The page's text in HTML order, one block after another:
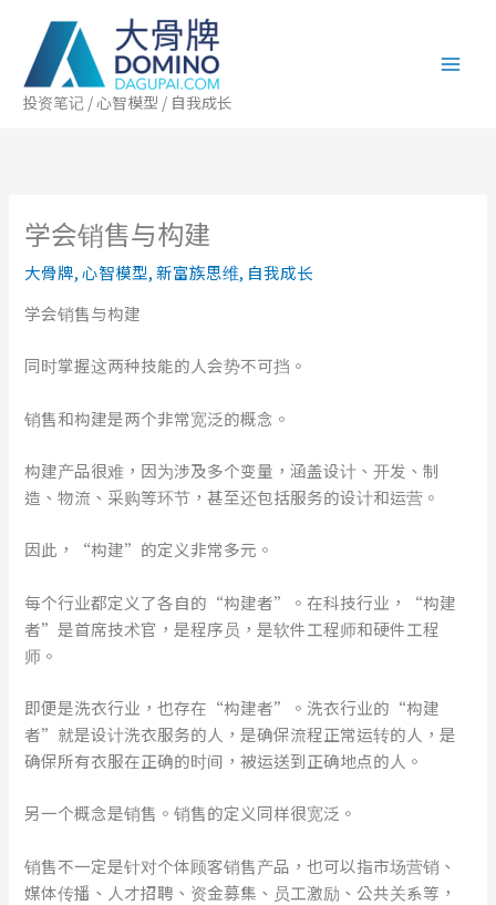
投资笔记 / 心智模型 / 自我成长
学会销售与构建
大骨牌,心智模型,新富族思维, 自我成长
学会销售与构建
同时掌握这两种技能的人会势不可挡。
销售和构建是两个非常宽泛的概念。
构建产品很难，因为涉及多个变量，涵盖设计、开发、制
造、物流、采购等环节，甚至还包括服务的设计和运营。
因此，“构建”的定义非常多元。
每个行业都定义了各自的“构建者”。在科技行业，“构建
者”是首席技术官，是程序员，是软件工程师和硬件工程
师。
即便是洗衣行业，也存在“构建者”。洗衣行业的“构建
者”就是设计洗衣服务的人，是确保流程正常运转的人，是
确保所有衣服在正确的时间，被运送到正确地点的人。
另一个概念是销售。销售的定义同样很宽泛。
销售不一定是针对个体顾客销售产品，也可以指市场营销、
媒体传播、人才招聘、资金募集、员工激励、公共关系等，